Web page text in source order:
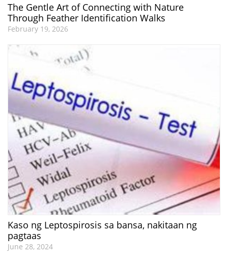
The Gentle Art of Connecting with Nature
Through Feather Identification Walks
February 19, 2026
Kaso ng Leptospirosis sa bansa, nakitaan ng
pagtaas
June 28, 2024